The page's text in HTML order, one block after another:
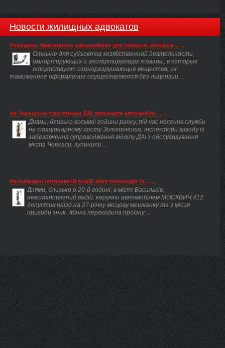
Новости жилищных адвокатов
Упрощено таможенное оформление для товаров, которые ...
Отныне для субъектов хозяйственной деятельности,
импортирующих и экспортирующих товары, в которых
отсутствуют озоноразрушающие вещества, их
таможенное оформление осуществляется без лицензии. ...
На Черкащині працівники ДАІ затримали автомобіль ...
Днями, близько восьмої години ранку, під час несення служби
на стаціонарному посту Золотоноша, інспектори взводу із
забезпечення супроводження відділу ДАІ з обслуговування
міста Черкаси, зупинили ...
На Київщині нетверезий водій збив пішоходів та ...
Днями, близько о 20-й годині, в місті Васильків,
невстановлений водій, керуючи автомобілем МОСКВИЧ 412,
допустив наїзд на 27-річну місцеву мешканку та з місця
пригоди зник. Жінка переходила проїзну ...